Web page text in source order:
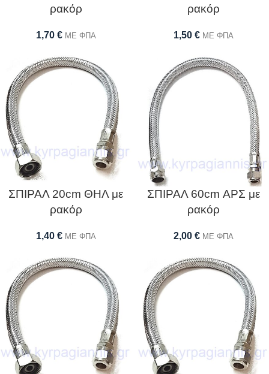
ρακόρ
1,70 € ΜΕ ΦΠΑ
ρακόρ
1,50 € ΜΕ ΦΠΑ
ΣΠΙΡΑΛ 20cm ΘΗΛ με
ρακόρ
1,40 € ΜΕ ΦΠΑ
ΣΠΙΡΑΛ 60cm ΑΡΣ με
ρακόρ
2,00 € ΜΕ ΦΠΑ